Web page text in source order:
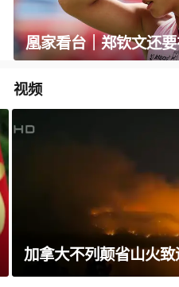
凰家看台｜郑钦文还
视频
巴西将与阿根廷外交